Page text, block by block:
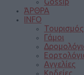
ΆΡΘΡΑ
INFO
Τουρισμός
Γάμοι
Αγγελίες
Κηδείες